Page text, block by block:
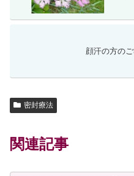
顔汗の方の
密封療法
関連記事